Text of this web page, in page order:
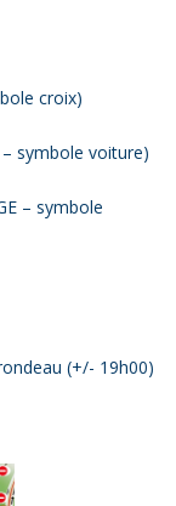
croix)
symbole voiture)
– symbole
(+/- 19h00)